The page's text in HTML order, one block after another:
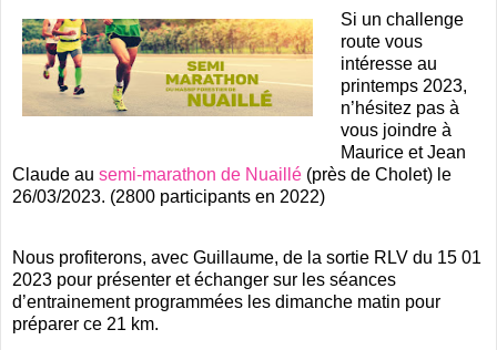
Si un challenge
route vous
intéresse au
printemps 2023,
n’hésitez pas à
vous joindre à
Maurice et Jean
Claude au semi-marathon de Nuaillé (près de Cholet) le
26/03/2023. (2800 participants en 2022)
Nous profiterons, avec Guillaume, de la sortie RLV du 15 01
2023 pour présenter et échanger sur les séances
d’entrainement programmées les dimanche matin pour
préparer ce 21 km.